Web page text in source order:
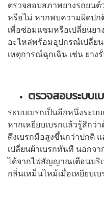
ตรวจสอบสภาพยางรถยน
หรือไม่ หากพบความผิดปก
เพื่อซ่อมแซมหรือเปลี่ยนยา
อะไหล่พร้อมอุปกรณ์เปลี่ยน
เหตุการณ์ฉุกเฉิน เช่น ยาง
ตรวจสอบระบบเ
ระบบเบรกเป็นอีกหนึ่งระ
หากเหยียบเบรกแล้วรู้สึกว่
ดึงเบรกมือสูงขึ้นกว่าปกติ แ
เปลี่ยนผ้าเบรกทันที นอกจ
ได้จากไฟสัญญาณเตือนบริ
กลิ่นเหม็นไหม้เมื่อเหยียบเ